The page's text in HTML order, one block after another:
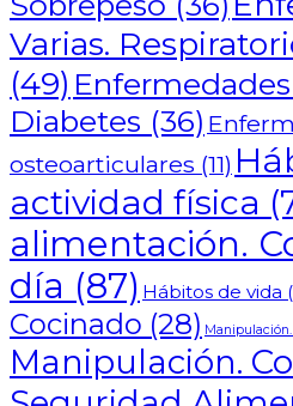
Varias.
(49)
Diabetes (36)
osteoarticulares (11)
actividad física
alimentación.
día (87) Hábitos de vida
Cocinado (28)
Manipulación.